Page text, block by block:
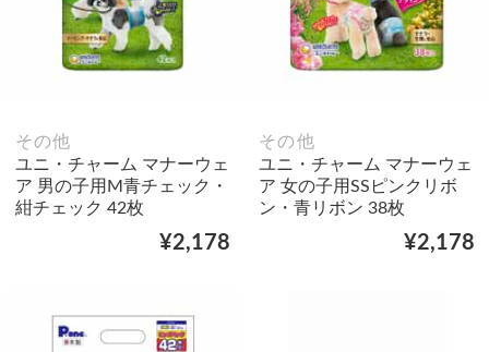
その他
ユニ・チャーム マナーウェ
ア 男の子用M青チェック・
紺チェック 42枚
¥2,178
その他
ユニ・チャーム マナーウェ
ア 女の子用SSピンクリボ
ン・青リボン 38枚
¥2,178